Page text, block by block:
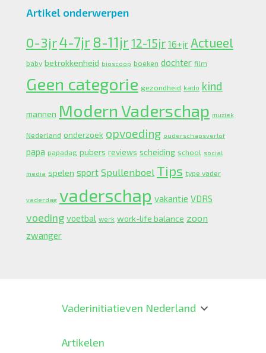
Artikel onderwerpen
0-3jr4-7jr 8-11jr 12-15jr 16+jr Actueel
baby betrokkenheid bioscoop boeken dochter film
Geen categorie gezondheid kado kind
mannen Modern Vaderschap muziek
Nederland onderzoek opvoeding ouderschapsverlof
papa papadag pubers reviews scheiding school social
media spelen sport Spullenboel Tips type vader
vaderdag vaderschap vakantie VDRS
voeding voetbal werk work-life balance zoon
zwanger
Vaderinitiatieven Nederland
Artikelen